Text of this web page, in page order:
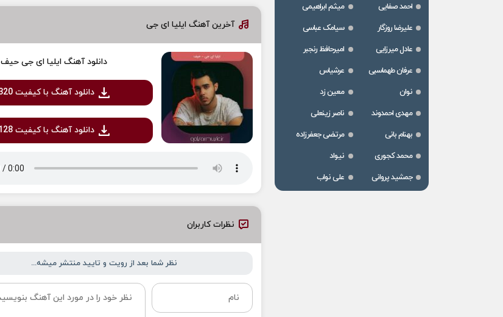
آخرین آهنگ ایلیا ای جی
دانلود آهنگ ایلیا ای جی حیف
دانلود آهنگ با کیفیت 320
دانلود آهنگ با کیفیت 128
نظرات کاربران
نظر شما بعد از رویت و تایید منتشر میشه...
احمد صفایی
میثم ابراهیمی
علیرضا روزگار
سیامک عباسی
عادل میرزایی
امیرحافظ رنجبر
عرفان طهماسبی
عرشیاس
نوان
معین زد
مهدی احمدوند
ناصر زینعلی
بهنام بانی
مرتضی جعفرزاده
محمد کجوری
نیواد
جمشید پروانی
علی نواب